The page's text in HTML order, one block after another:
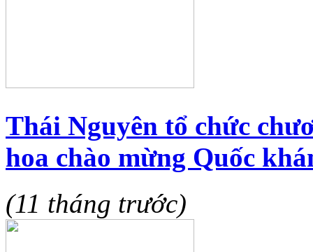
Thái Nguyên tổ chức
hoa chào mừng Quốc
(11 tháng trước)